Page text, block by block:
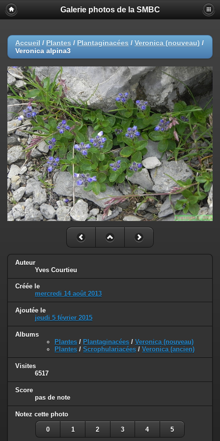
Galerie photos de la SMBC
Accueil / Plantes / Plantaginacées / Veronica (nouveau) /
Veronica alpina3
Auteur
Yves Courtieu
Créée le
mercredi 14 août 2013
Ajoutée le
jeudi 5 février 2015
Albums
Plantes / Plantaginacées / Veronica (nouveau)
Plantes / Scrophulariacées / Veronica (ancien)
Visites
6517
Score
pas de note
Notez cette photo
0 1 2 3 4 5